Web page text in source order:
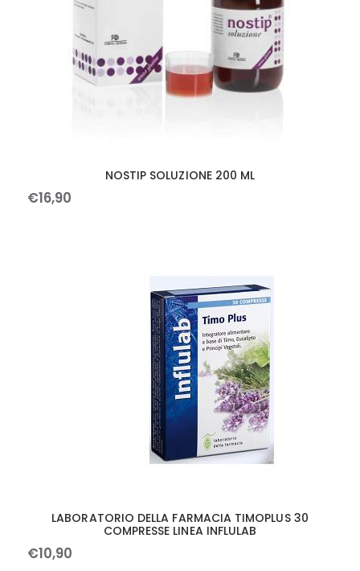
NOSTIP SOLUZIONE 200 ML
€16,90
LABORATORIO DELLA FARMACIA TIMOPLUS 30
COMPRESSE LINEA INFLULAB
€10,90